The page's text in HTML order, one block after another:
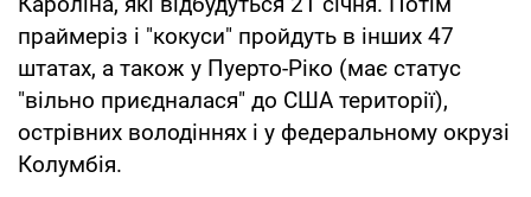
праймеріз і "кокуси" пройдуть в інших 47
штатах, а також у Пуерто-Ріко (має статус
"вільно приєдналася" до США території),
острівних володіннях і у федеральному окрузі
Колумбія.